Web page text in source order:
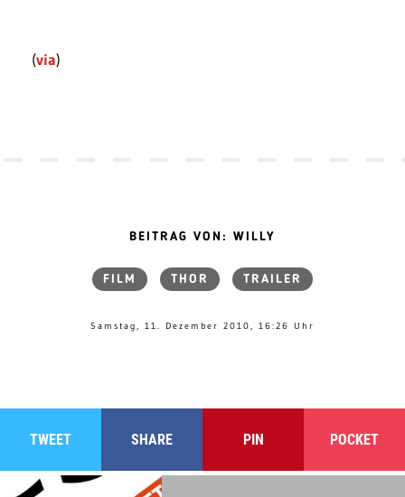
(via)
BEITRAG VON: WILLY
FILM THOR TRAILER
Samstag, 11. Dezember 2010, 16:26 Uhr
TWEET SHARE PIN POCKET